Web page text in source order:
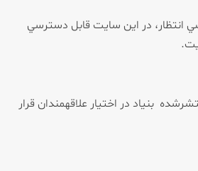
انتظار، در اين سايت قابل دسترسي
بنياد در اختيار علاقه­مندان قرار